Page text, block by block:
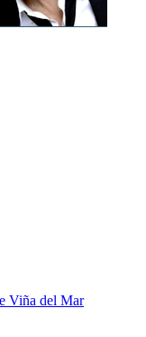
Viña del Mar